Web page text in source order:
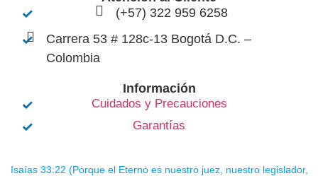
(+57) 322 959 6258
Carrera 53 # 128c-13 Bogotá D.C. –
Colombia
Información
Cuidados y Precauciones
Garantías
Isaías 33:22 (Porque el Eterno es nuestro juez, nuestro legislador,